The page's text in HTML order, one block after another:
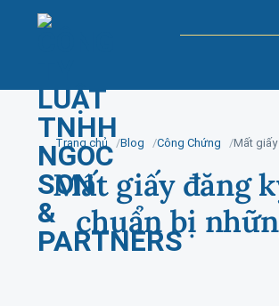
Trang chủ Blog Công Chứng Mất
Mất giấy đăng
chuẩn bị